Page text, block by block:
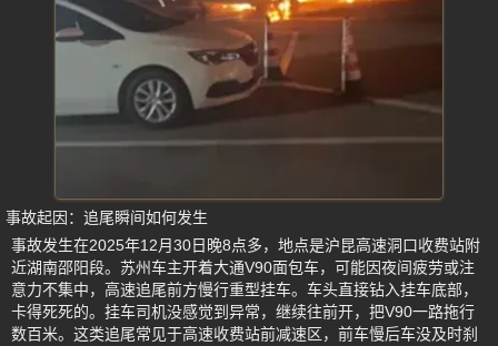
事故起因：追尾瞬间如何发生
事故发生在2025年12月30日晚8点多，地点是沪昆高速洞口收费站附
近湖南邵阳段。苏州车主开着大通V90面包车，可能因夜间疲劳或注
意力不集中，高速追尾前方慢行重型挂车。车头直接钻入挂车底部，
卡得死死的。挂车司机没感觉到异常，继续往前开，把V90一路拖行
数百米。这类追尾常见于高速收费站前减速区，前车慢后车没及时刹